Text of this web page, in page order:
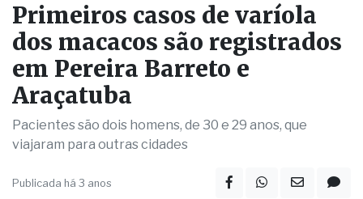
Primeiros casos de varíola
dos macacos são registrados
em Pereira Barreto e
Araçatuba
Pacientes são dois homens, de 30 e 29 anos, que
viajaram para outras cidades
Publicada há 3 anos